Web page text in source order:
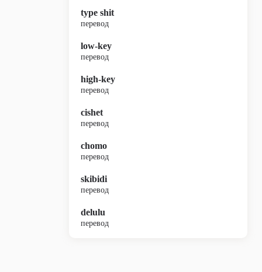
type shit
перевод
low-key
перевод
high-key
перевод
cishet
перевод
chomo
перевод
skibidi
перевод
delulu
перевод